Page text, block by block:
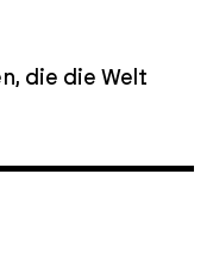
die die Welt